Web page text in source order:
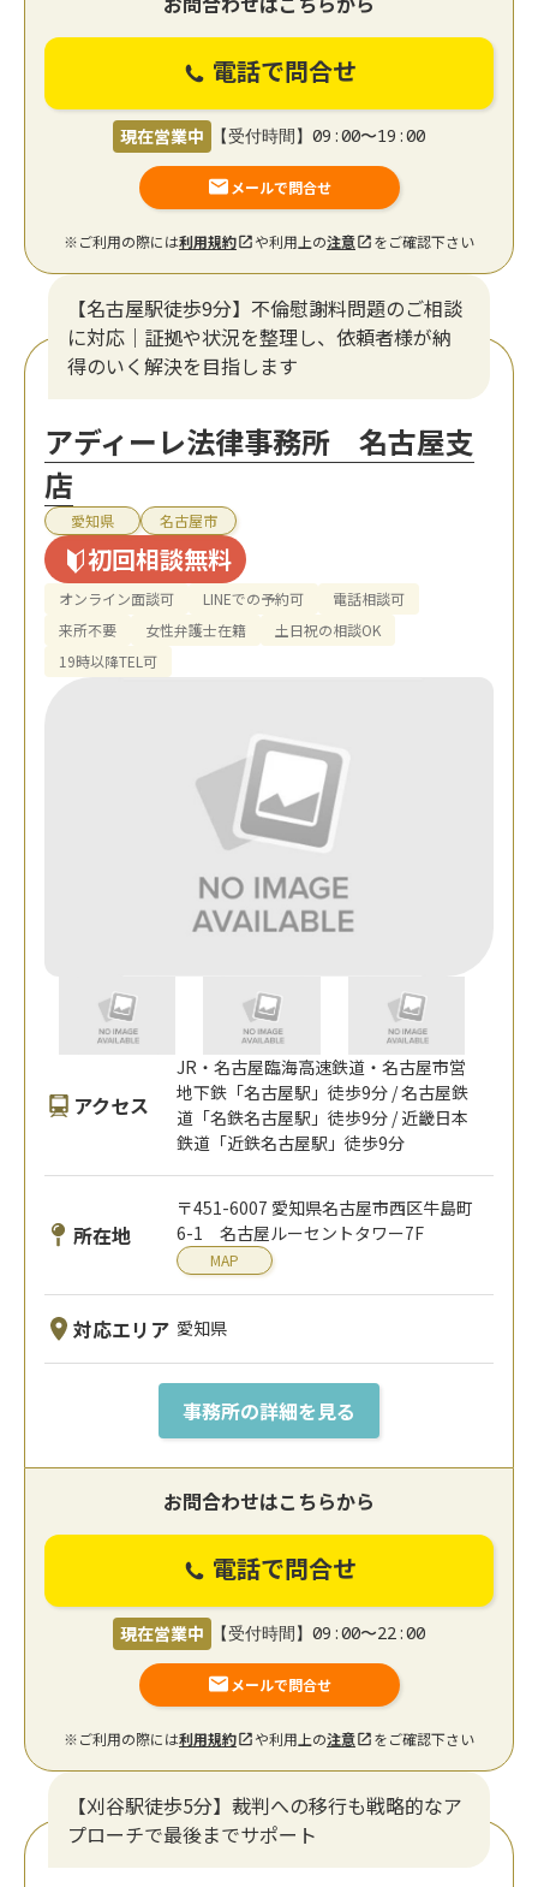
電話で問合せ
現在営業中 【受付時間】09:00〜19:00
メールで問合せ
※ご利用の際には利用規約 や利用上の注意 をご確認下さい
【名古屋駅徒歩9分】不倫慰謝料問題のご相談
に対応｜証拠や状況を整理し、依頼者様が納
得のいく解決を目指します
アディーレ法律事務所 名古屋支
店
愛知県 名古屋市
初回相談無料
オンライン面談可 LINEでの予約可
電話相談可
来所不要
女性弁護士在籍
土日祝の相談OK
19時以降TEL可
アクセス
JR・名古屋臨海高速鉄道・名古屋市営
地下鉄「名古屋駅」徒歩9分 / 名古屋鉄
道「名鉄名古屋駅」徒歩9分 / 近畿日本
鉄道「近鉄名古屋駅」徒歩9分
所在地
〒451-6007 愛知県名古屋市西区牛島町
6-1 名古屋ルーセントタワー7F
MAP
対応エリア 愛知県
事務所の詳細を見る
お問合わせはこちらから
電話で問合せ
現在営業中 【受付時間】09:00〜22:00
メールで問合せ
※ご利用の際には利用規約 や利用上の注意 をご確認下さい
【刈谷駅徒歩5分】裁判への移行も戦略的なア
プローチで最後までサポート